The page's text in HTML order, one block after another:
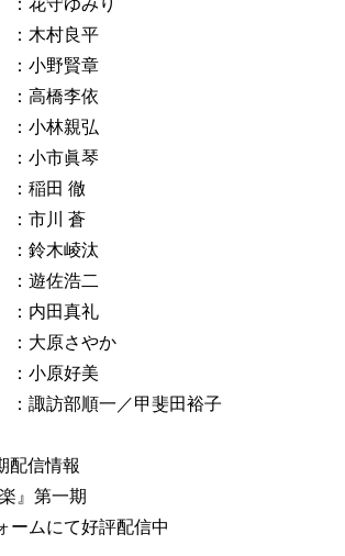
木村良平
：小野賢章
李依
：小林親弘
市眞琴
稲田 徹
：市川 蒼
：鈴木崚汰
：遊佐浩二
：内田真礼
：大原さやか
原好美
順一／甲斐田裕子
配信情報
』第一期
ームにて好評配信中